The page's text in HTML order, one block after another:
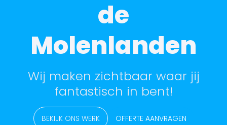
de
Molenlanden
Wij maken zichtbaar waar jij
fantastisch in bent!
BEKIJK ONS WERK OFFERTE AANVRAGEN